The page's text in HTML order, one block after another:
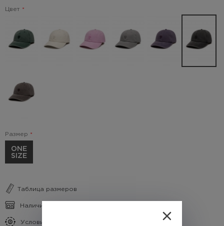
Цвет
Размер
ONE
SIZE
Таблица размеров
Наличие в магазинах
Условия кэшбека